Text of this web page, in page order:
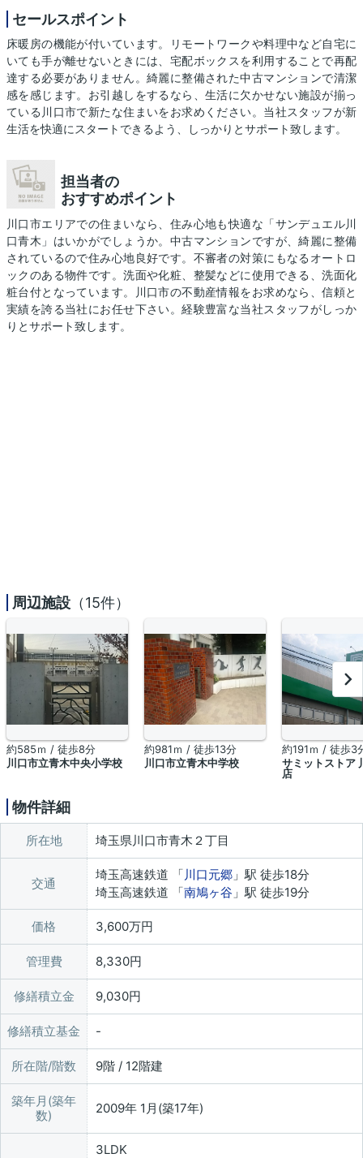
セールスポイント
床暖房の機能が付いています。リモートワークや料理中など自宅に
いても手が離せないときには、宅配ボックスを利用することで再配
達する必要がありません。綺麗に整備された中古マンションで清潔
感を感じます。お引越しをするなら、生活に欠かせない施設が揃っ
ている川口市で新たな住まいをお求めください。当社スタッフが新
生活を快適にスタートできるよう、しっかりとサポート致します。
担当者の
おすすめポイント
川口市エリアでの住まいなら、住み心地も快適な「サンデュエル川
口青木」はいかがでしょうか。中古マンションですが、綺麗に整備
されているので住み心地良好です。不審者の対策にもなるオートロ
ックのある物件です。洗面や化粧、整髪などに使用できる、洗面化
粧台付となっています。川口市の不動産情報をお求めなら、信頼と
実績を誇る当社にお任せ下さい。経験豊富な当社スタッフがしっか
りとサポート致します。
周辺施設 （15件）
約585ｍ / 徒歩8分
川口市立青木中央小学校
約981ｍ / 徒歩13分
川口市立青木中学校
約191ｍ / 徒歩3
サミットストア
店
物件詳細
所在地 埼玉県川口市青木２丁目
交通
埼玉高速鉄道 「川口元郷 」駅 徒歩18分
埼玉高速鉄道 「南鳩ヶ谷 」駅 徒歩19分
価格 3,600万円
管理費 8,330円
修繕積立金 9,030円
修繕積立基金
所在階/階数 9階 / 12階建
築年月(築年
数)
2009年 1月(築17年)
3LDK